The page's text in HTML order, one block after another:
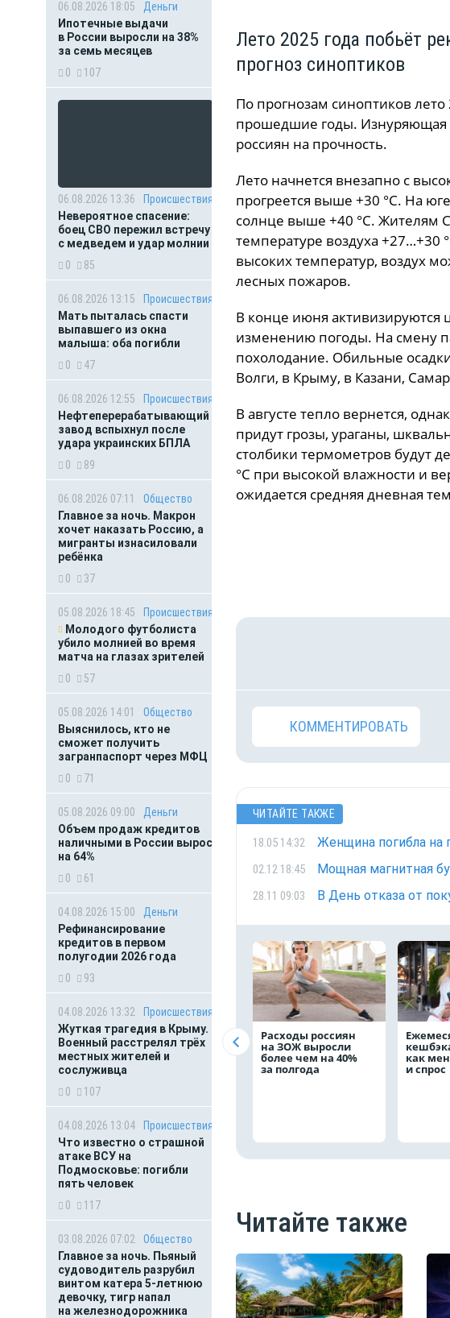
06.08.2026 18:05
Деньги
Ипотечные выдачи
в России выросли на 38%
за семь месяцев
0
107
06.08.2026 13:36
Происшествия
Невероятное спасение:
боец СВО пережил встречу
с медведем и удар молнии
0
85
06.08.2026 13:15
Происшествия
Мать пыталась спасти
выпавшего из окна
малыша: оба погибли
0
47
06.08.2026 12:55
Происшествия
Нефтеперерабатывающий
завод вспыхнул после
удара украинских БПЛА
0
89
06.08.2026 07:11
Общество
Главное за ночь. Макрон
хочет наказать Россию, а
мигранты изнасиловали
ребёнка
0
37
05.08.2026 18:45
Происшествия
Молодого футболиста
убило молнией во время
матча на глазах зрителей
0
57
05.08.2026 14:01
Общество
Выяснилось, кто не
сможет получить
загранпаспорт через МФЦ
0
71
05.08.2026 09:00
Деньги
Объем продаж кредитов
наличными в России вырос
на 64%
0
61
04.08.2026 15:00
Деньги
Рефинансирование
кредитов в первом
полугодии 2026 года
0
93
04.08.2026 13:32
Происшествия
Жуткая трагедия в Крыму.
Военный расстрелял трёх
местных жителей и
сослуживца
0
107
04.08.2026 13:04
Происшествия
Что известно о страшной
атаке ВСУ на
Подмосковье: погибли
пять человек
0
117
03.08.2026 07:02
Общество
Главное за ночь. Пьяный
судоводитель разрубил
винтом катера 5-летнюю
девочку, тигр напал
на железнодорожника
Лето 2025 года побьёт
прогноз синоптиков
По прогнозам синоптиков
прошедшие годы. Изнуряющая
россиян на прочность.
Лето начнется внезапно с
прогреется выше +30 °C. На
солнце выше +40 °C. Жителям
температуре воздуха +27…+30
высоких температур, воздух
лесных пожаров.
В конце июня активизируются
изменению погоды. На смену
похолодание. Обильные
Волги, в Крыму, в Казани,
В августе тепло вернется,
придут грозы, ураганы,
столбики термометров будут
°C при высокой влажности и
ожидается средняя дневная
КОММЕНТИРОВАТЬ
ЧИТАЙТЕ ТАКЖЕ
18.05 14:32 Женщина погибла на
02.12 18:45 Мощная магнитная
28.11 09:03 В День отказа от
Расходы россиян
на ЗОЖ выросли
более чем на 40%
за полгода
как
и спрос
Читайте также